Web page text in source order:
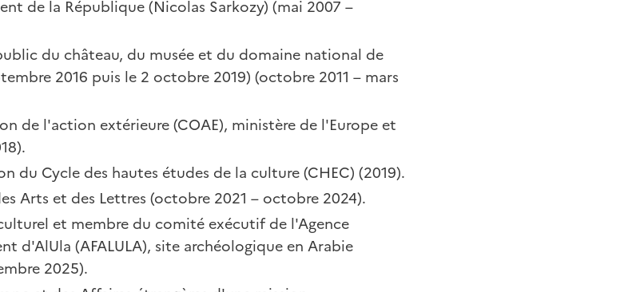
de la République (Nicolas Sarkozy) (mai 2007 –
du château, du musée et du domaine national de
2016 puis le 2 octobre 2019) (octobre 2011 – mars
de l'action extérieure (COAE), ministère de l'Europe et
du Cycle des hautes études de la culture (CHEC) (2019).
Arts et des Lettres (octobre 2021 – octobre 2024).
et membre du comité exécutif de l'Agence
d'AlUla (AFALULA), site archéologique en Arabie
2025).